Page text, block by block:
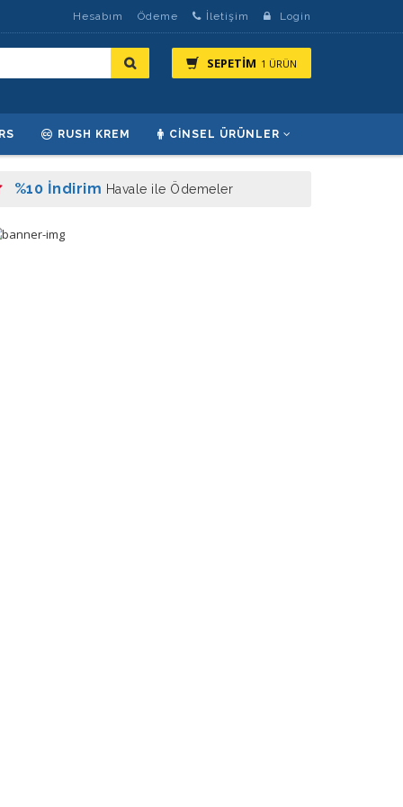
Hesabım Ödeme İletişim Login
SEPETİM 1 ÜRÜN
RUSH KREM CINSEL ÜRÜNLER
%10 İndirim Havale ile Ödemeler